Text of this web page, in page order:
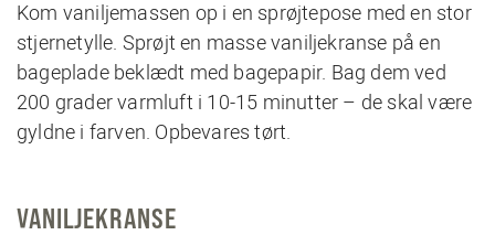
Kom vaniljemassen op i en sprøjtepose med en stor
stjernetylle. Sprøjt en masse vaniljekranse på en
bageplade beklædt med bagepapir. Bag dem ved
200 grader varmluft i 10-15 minutter – de skal være
gyldne i farven. Opbevares tørt.
VANILJEKRANSE